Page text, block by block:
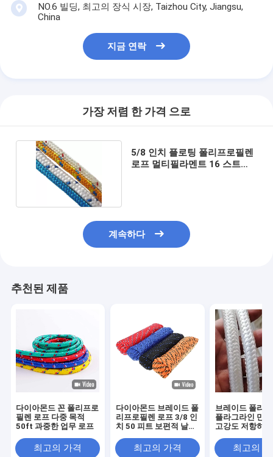
NO.6 빌딩, 최고의 장식 시장, Taizhou City, Jiangsu,
China
지금 연락
가장 저렴 한 가격 으로
5/8 인치 플로팅 폴리프로필렌
로프 멀티필라멘트 16 스트랜
계속하다
추천된 제품
다이아몬드 꼰 폴리프로
필렌 로프 다중 목적
50ft 과중한 업무 로프
최고의 가격
다이아몬드 브레이드 폴
리프로필렌 로프 3/8 인
치 50 피트 보편적 날씨
최고의 가격
브레이드 폴리
플라그라인 만
고강도 저항하
최고의